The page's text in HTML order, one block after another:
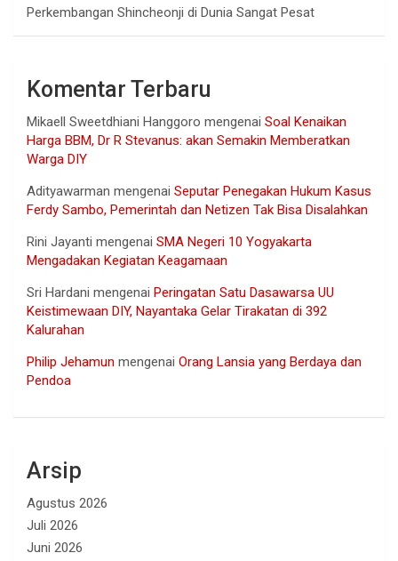
Perkembangan Shincheonji di Dunia Sangat Pesat
Komentar Terbaru
Mikaell Sweetdhiani Hanggoro mengenai Soal Kenaikan
Harga BBM, Dr R Stevanus: akan Semakin Memberatkan
Warga DIY
Adityawarman mengenai Seputar Penegakan Hukum Kasus
Ferdy Sambo, Pemerintah dan Netizen Tak Bisa Disalahkan
Rini Jayanti mengenai SMA Negeri 10 Yogyakarta
Mengadakan Kegiatan Keagamaan
Sri Hardani mengenai Peringatan Satu Dasawarsa UU
Keistimewaan DIY, Nayantaka Gelar Tirakatan di 392
Kalurahan
Philip Jehamun mengenai Orang Lansia yang Berdaya dan
Pendoa
Arsip
Agustus 2026
Juli 2026
Juni 2026